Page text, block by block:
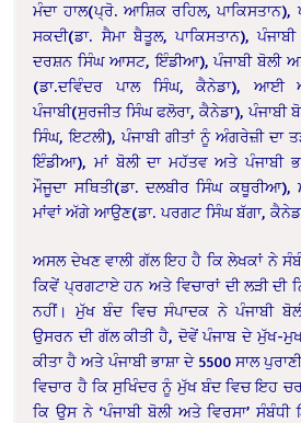
ਮੰਦਾ ਹਾਲ(ਪ੍ਰੋ. ਆਸ਼ਿਕ ਰਹਿਲ, ਪਾਕਿਸਤਾਨ),
ਸਕਦੀ(ਡਾ. ਸੈਮਾ ਬੈਤੂਲ, ਪਾਕਿਸਤਾਨ),
ਦਰਸ਼ਨ ਸਿੰਘ ਆਸਟ, ਇੰਡੀਆ), ਪੰਜਾਬੀ ਬੋਲੀ
(ਡਾ.ਦਵਿੰਦਰ ਪਾਲ ਸਿੰਘ, ਕੈਨੇਡਾ), ਆਈ
ਪੰਜਾਬੀ(ਸੁਰਜੀਤ ਸਿੰਘ ਫਲੋਰਾ, ਕੈਨੇਡਾ), ਪੰਜਾਬੀ
ਸਿੰਘ, ਇਟਲੀ), ਪੰਜਾਬੀ ਗੀਤਾਂ ਨੂੰ ਅੰਗਰੇਜ਼ੀ ਦਾ
ਇੰਡੀਆ), ਮਾਂ ਬੋਲੀ ਦਾ ਮਹੱਤਵ ਅਤੇ ਪੰਜਾਬੀ
ਮੌਜੂਦਾ ਸਥਿਤੀ(ਡਾ. ਦਲਬੀਰ ਸਿੰਘ ਕਥੂਰੀਆ),
ਮਾਂਵਾਂ ਅੱਗੇ ਆਉਣ(ਡਾ. ਪਰਗਟ ਸਿੰਘ ਬੱਗਾ,
ਅਸਲ ਦੇਖਣ ਵਾਲੀ ਗੱਲ ਇਹ ਹੈ ਕਿ ਲੇਖਕਾਂ ਨੇ
ਕਿਵੇਂ ਪ੍ਰਗਟਾਏ ਹਨ ਅਤੇ ਵਿਚਾਰਾਂ ਦੀ ਲੜੀ ਦੀ
ਨਹੀਂ। ਮੁੱਖ ਬੰਦ ਵਿਚ ਸੰਪਾਦਕ ਨੇ ਪੰਜਾਬੀ
ਉਸਰਨ ਦੀ ਗੱਲ ਕੀਤੀ ਹੈ, ਦੋਵੇਂ ਪੰਜਾਬ ਦੇ ਮੁੱਖ-ਮੁਖ
ਕੀਤਾ ਹੈ ਅਤੇ ਪੰਜਾਬੀ ਭਾਸ਼ਾ ਦੇ 5500 ਸਾਲ
ਵਿਚਾਰ ਹੈ ਕਿ ਸੁਖਿੰਦਰ ਨੂੰ ਮੁੱਖ ਬੰਦ ਵਿਚ ਇਹ
ਕਿ ਉਸ ਨੇ ‘ਪੰਜਾਬੀ ਬੋਲੀ ਅਤੇ ਵਿਰਸਾ’